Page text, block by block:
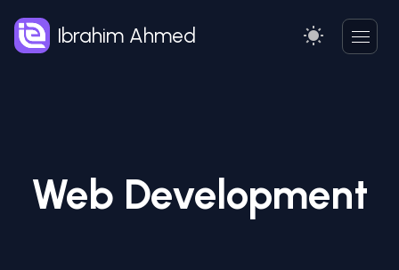
Ibrahim Ahmed
Web Development